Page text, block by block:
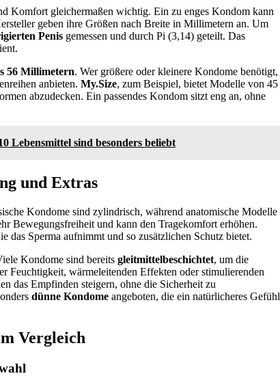
Komfort gleichermaßen wichtig. Ein zu enges Kondom kann
geben ihre Größen nach Breite in Millimetern an. Um
Penis gemessen und durch Pi (3,14) geteilt. Das
56 Millimetern. Wer größere oder kleinere Kondome benötigt,
anbieten. My.Size, zum Beispiel, bietet Modelle von 45
abzudecken. Ein passendes Kondom sitzt eng an, ohne
Lebensmittel sind besonders beliebt
und Extras
Kondome sind zylindrisch, während anatomische Modelle
Bewegungsfreiheit und kann den Tragekomfort erhöhen.
das Sperma aufnimmt und so zusätzlichen Schutz bietet.
Kondome sind bereits gleitmittelbeschichtet, um die
Feuchtigkeit, wärmeleitenden Effekten oder stimulierenden
das Empfinden steigern, ohne die Sicherheit zu
dünne Kondome angeboten, die ein natürlicheres Gefühl
Vergleich